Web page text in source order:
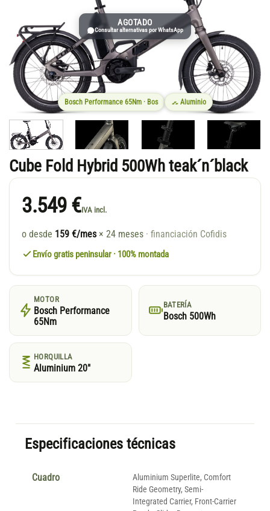
AGOTADO
Consultar alternativas por WhatsApp
Bosch Performance 65Nm · Bos Aluminio
Cube Fold Hybrid 500Wh teak´n´black
3.549 €IVA incl.
o desde 159 €/mes × 24 meses · financiación Cofidis
Envío gratis peninsular · 100% montada
MOTOR
Bosch Performance
65Nm
BATERÍA
Bosch 500Wh
HORQUILLA
Aluminium 20"
Especificaciones técnicas
Cuadro
Aluminium Superlite, Comfort
Ride Geometry, Semi-
Integrated Carrier, Front-Carrier